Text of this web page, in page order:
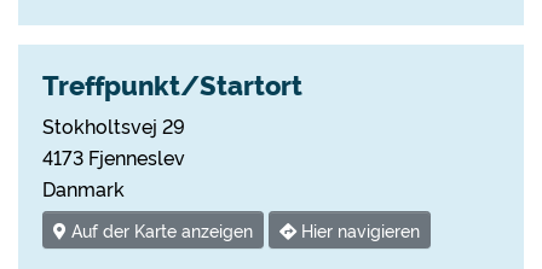
Treffpunkt/Startort
Stokholtsvej 29
4173 Fjenneslev
Danmark
Auf der Karte anzeigen Hier navigieren